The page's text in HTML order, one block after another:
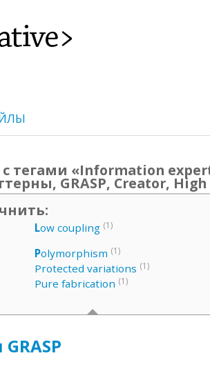
с тегами «Information
GRASP, Creator,
Low coupling (1)
Polymorphism (1)
Protected variations (1)
Pure fabrication (1)